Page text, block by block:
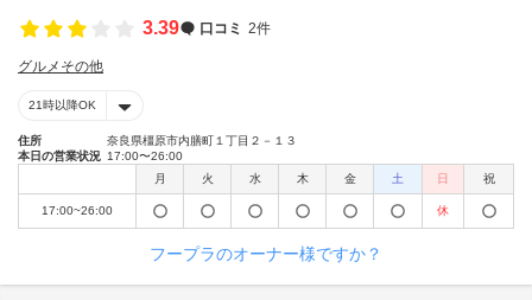
3.39
口コミ 2件
グルメその他
21時以降OK
住所
奈良県橿原市内膳町１丁目２－１３
本日の営業状況 17:00〜26:00
月
火 水 木 金 土 日 祝
17:00~26:00 休
フープラのオーナー様ですか？